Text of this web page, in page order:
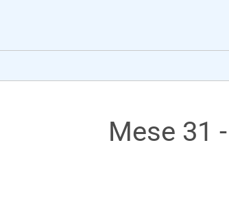
Mese 31